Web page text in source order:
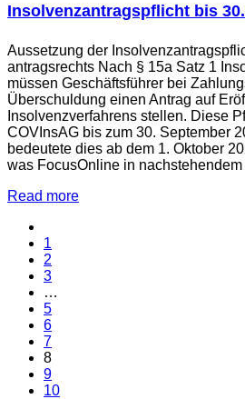
Insolvenzantragspflicht bis
Aussetzung der
antrags­rechts Nach § 15a Satz 1
müssen Geschäftsführer bei
Überschuldung einen Antrag auf
Insolvenzverfahrens stellen. Diese
COVInsAG bis zum 30. ­September
bedeutete dies ab dem 1. Oktober
was FocusOnline in
Read more
1
2
3
…
5
6
7
8
9
10